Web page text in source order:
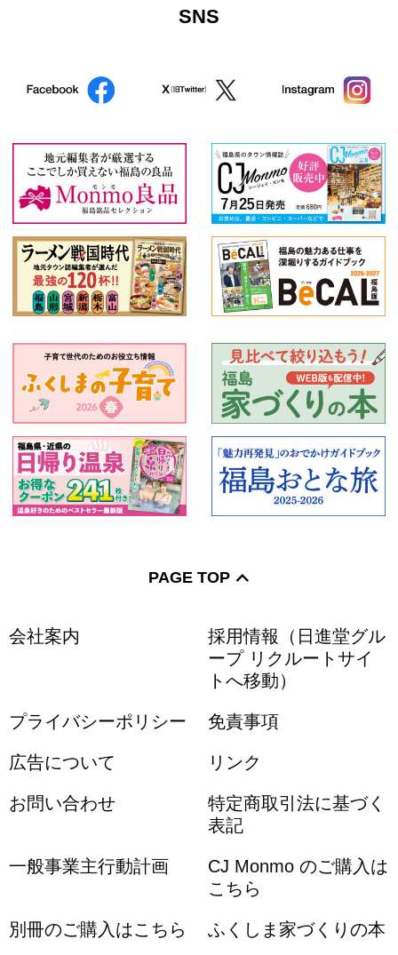
SNS
PAGE TOP
会社案内
採用情報（日進堂グル
ープ リクルートサイ
トへ移動）
プライバシーポリシー 免責事項
広告について リンク
お問い合わせ
特定商取引法に基づく
表記
一般事業主行動計画
CJ Monmo のご購入は
こちら
別冊のご購入はこちら ふくしま家づくりの本